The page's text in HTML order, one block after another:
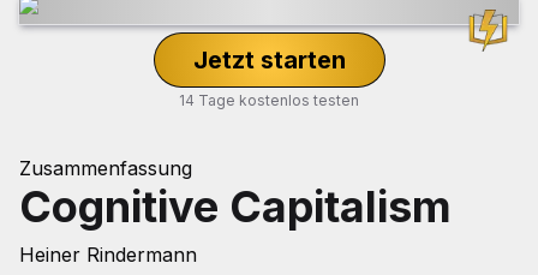
Zusammenfassung
Cognitive Capitalism
Heiner Rindermann
Jetzt starten
14 Tage kostenlos testen